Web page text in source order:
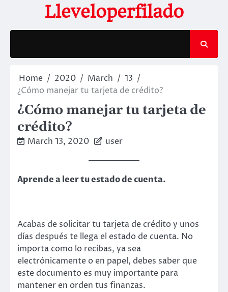
content
Lleveloperfilado
Home 2020 March
13
¿Cómo manejar tu tarjeta de crédito?
¿Cómo manejar tu tarjeta de
crédito?
March 13, 2020 user
Aprende a leer tu estado de cuenta.
Acabas de solicitar tu tarjeta de crédito y unos
días después te llega el estado de cuenta. No
importa como lo recibas, ya sea
electrónicamente o en papel, debes saber que
este documento es muy importante para
mantener en orden tus finanzas.